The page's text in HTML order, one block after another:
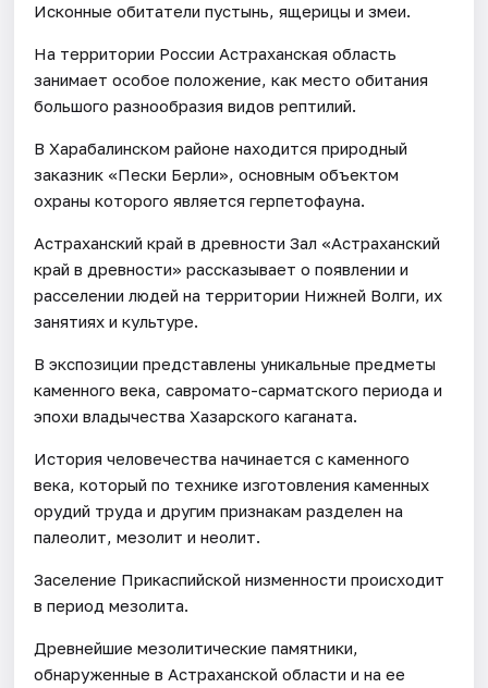
Исконные обитатели пустынь, ящерицы и змеи.
На территории России Астраханская область
занимает особое положение, как место обитания
большого разнообразия видов рептилий.
В Харабалинском районе находится природный
заказник «Пески Берли», основным объектом
охраны которого является герпетофауна.
Астраханский край в древности Зал «Астраханский
край в древности» рассказывает о появлении и
расселении людей на территории Нижней Волги, их
занятиях и культуре.
В экспозиции представлены уникальные предметы
каменного века, савромато-сарматского периода и
эпохи владычества Хазарского каганата.
История человечества начинается с каменного
века, который по технике изготовления каменных
орудий труда и другим признакам разделен на
палеолит, мезолит и неолит.
Заселение Прикаспийской низменности происходит
в период мезолита.
Древнейшие мезолитические памятники,
обнаруженные в Астраханской области и на ее